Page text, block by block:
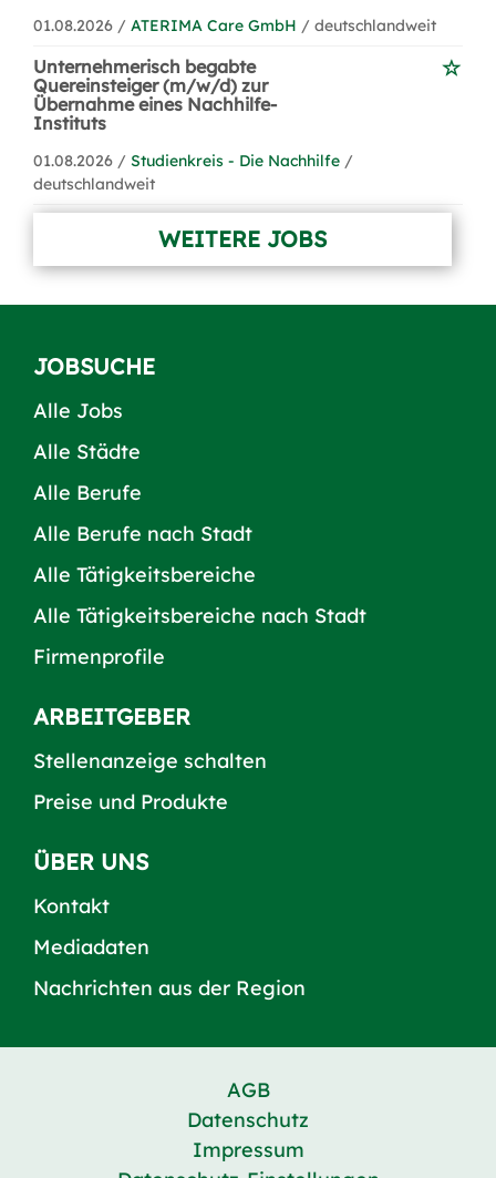
01.08.2026 / ATERIMA Care GmbH / deutschlandweit
Unternehmerisch begabte
Quereinsteiger (m/w/d) zur
Übernahme eines Nachhilfe-
Instituts
01.08.2026 / Studienkreis - Die Nachhilfe /
deutschlandweit
WEITERE JOBS
JOBSUCHE
Alle Jobs
Alle Städte
Alle Berufe
Alle Berufe nach Stadt
Alle Tätigkeitsbereiche
Alle Tätigkeitsbereiche nach Stadt
Firmenprofile
ARBEITGEBER
Stellenanzeige schalten
Preise und Produkte
ÜBER UNS
Kontakt
Mediadaten
Nachrichten aus der Region
AGB
Datenschutz
Impressum